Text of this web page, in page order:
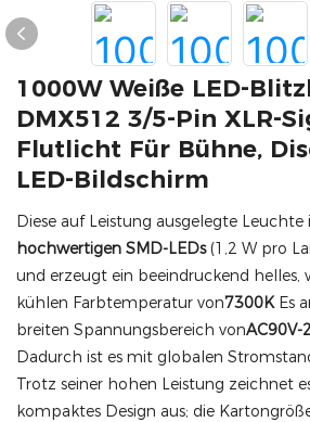
1000W Weiße LED-
DMX512 3/5-Pin XLR-
Flutlicht Für Bühne,
LED-Bildschirm
Diese auf Leistung ausgelegte
hochwertigen SMD-LEDs(1,2 W pro
und erzeugt ein beeindruckend helles,
kühlen Farbtemperatur von7300KEs
breiten Spannungsbereich vonAC90V-
Dadurch ist es mit globalen
Trotz seiner hohen Leistung zeichnet
kompaktes Design aus; die